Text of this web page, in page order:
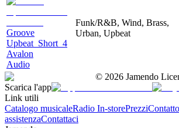
Groove
Upbeat_Short_4
Avalon
Audio
Funk/R&B, Wind, Brass,
Urban, Upbeat
© 2026 Jamendo
Scarica l'app
Link utili
Catalogo musicaleRadio In-storePrezziContatto
assistenzaContattaci